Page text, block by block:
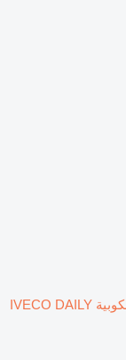
رافعة السلة التلسكوبية IVECO DAILY